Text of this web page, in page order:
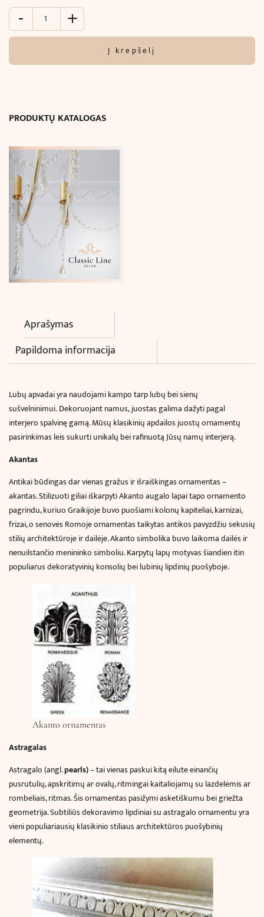
-
produkto
Juosta
luboms
ornamentu
x
10
cm)
+
Į krepšelį
PRODUKTŲ KATALOGAS
Aprašymas
Papildoma informacija
Lubų apvadai yra naudojami kampo tarp lubų bei sienų
sušvelninimui.Dekoruojant namus,juostas galima dažyti pagal
interjero spalvinę gamą. Mūsų klasikinių apdailos juostų ornamentų
pasirinkimas leis sukurti unikalų bei rafinuotą Jūsų namų interjerą.
Akantas
Antikai būdingas dar vienas gražus ir išraiškingas ornamentas –
akantas. Stilizuoti giliai iškarpyti Akanto augalo lapai tapo ornamento
pagrindu, kuriuo Graikijoje buvo puošiami kolonų kapiteliai, karnizai,
frizai, o senovės Romoje ornamentas taikytas antikos pavyzdžiu sekusių
stilių architektūroje ir dailėje. Akanto simbolika buvo laikoma dailės ir
nenuilstančio menininko simboliu. Karpytų lapų motyvas šiandien itin
populiarus dekoratyvinių konsolių bei lubinių lipdinių puošyboje.
Akanto ornamentas
Astragalas
Astragalo (angl.pearls)– tai vienas paskui kitą eilute einančių
pusrutulių, apskritimų ar ovalų, ritmingai kaitaliojamų su lazdelėmis ar
rombeliais, ritmas. Šis ornamentas pasižymi asketiškumu bei griežta
geometrija. Subtiliūs dekoravimo lipdiniai su astragalo ornamentu yra
vieni populiariausių klasikinio stiliaus architektūros puošybinių
elementų.